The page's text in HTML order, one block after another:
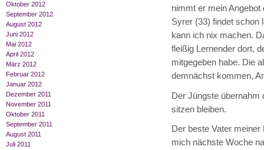
Oktober 2012
September 2012
August 2012
Juni 2012
Mai 2012
April 2012
März 2012
Februar 2012
Januar 2012
Dezember 2011
November 2011
Oktober 2011
September 2011
August 2011
Juli 2011
nimmt er mein Angebot
Syrer (33) findet schon
kann ich nix machen.
fleißig Lernender dort,
mitgegeben habe. Die
demnächst kommen,
Der Jüngste übernahm
sitzen bleiben.
Der beste Vater
mich nächste Woche